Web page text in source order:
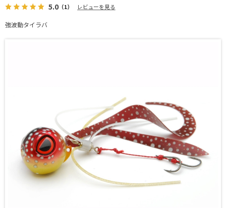
5.0（1） レビューを見る
強波動タイラバ